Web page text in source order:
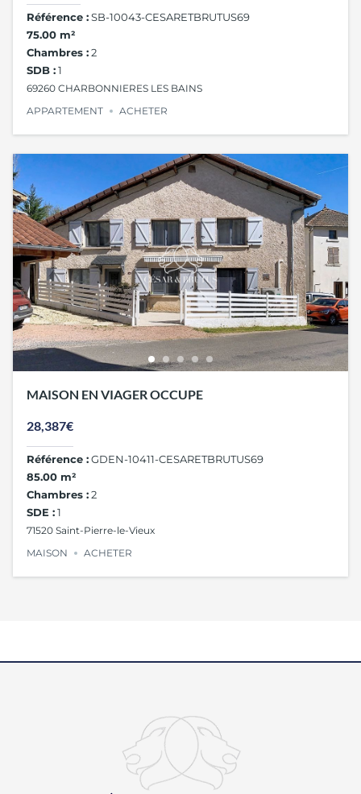
Référence :SB-10043-CESARETBRUTUS69
75.00 m²
Chambres :2
SDB :1
69260 CHARBONNIERES LES BAINS
APPARTEMENT
ACHETER
MAISON EN VIAGER OCCUPE
28,387€
Référence :GDEN-10411-CESARETBRUTUS69
85.00 m²
Chambres :2
SDE :1
71520 Saint-Pierre-le-Vieux
MAISON
ACHETER